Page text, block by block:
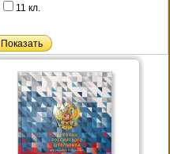
11 кл.